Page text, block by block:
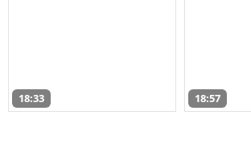
18:33 18:57